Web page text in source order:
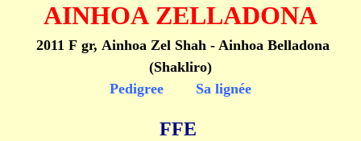
AINHOA ZELLADONA
2011 F gr, Ainhoa Zel Shah - Ainhoa Belladona
(Shakliro)
Pedigree
Sa lignée
FFE